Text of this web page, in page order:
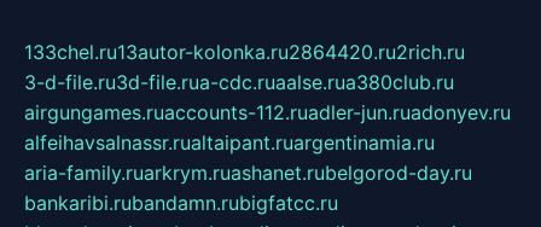
133chel.ru13autor-kolonka.ru2864420.ru2rich.ru
3-d-file.ru3d-file.rua-cdc.ruaalse.rua380club.ru
airgungames.ruaccounts-112.ruadler-jun.ruadonyev.ru
alfeihavsalnassr.rualtaipant.ruargentinamia.ru
aria-family.ruarkrym.ruashanet.rubelgorod-day.ru
bankaribi.rubandamn.rubigfatcc.ru